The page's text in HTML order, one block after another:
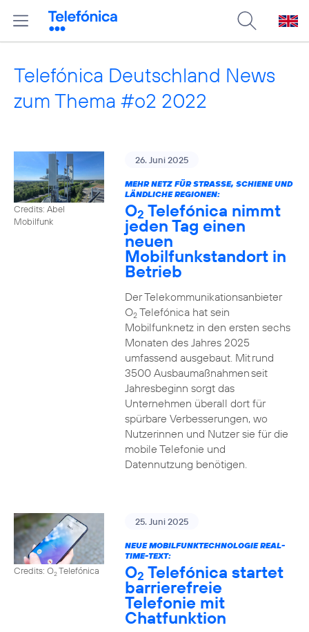
Telefónica Deutschland News
zum Thema #o2 2022
Credits: Abel
Mobilfunk
26. Juni 2025
MEHR NETZ FÜR STRASSE, SCHIENE UND L
ÄNDLICHE REGIONEN:
O2 Telefónica nimmt
jeden Tag einen
neuen
Mobilfunkstandort in
Betrieb
Der Telekommunikationsanbieter
O2Telefónica hat sein
Mobilfunknetz in den ersten sechs
Monaten des Jahres 2025
umfassend ausgebaut. Mit rund
3500 Ausbaumaßnahmen seit
Jahresbeginn sorgt das
Unternehmen überall dort für
spürbare Verbesserungen, wo
Nutzerinnen und Nutzer sie für die
mobile Telefonie und
Datennutzung benötigen.
Credits: O2Telefónica
25. Juni 2025
NEUE MOBILFUNKTECHNOLOGIE REAL-
TIME-TEXT:
O2 Telefónica startet
barrierefreie
Telefonie mit
Chatfunktion